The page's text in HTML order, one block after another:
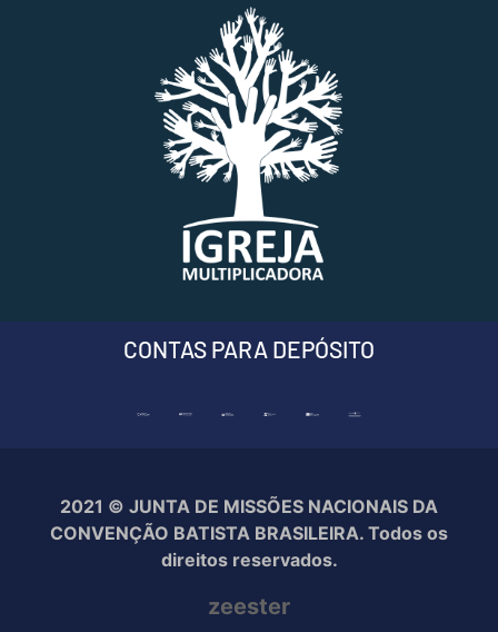
CONTAS PARA DEPÓSITO
2021 © JUNTA DE MISSÕES NACIONAIS DA
CONVENÇÃO BATISTA BRASILEIRA. Todos os
direitos reservados.
zeester